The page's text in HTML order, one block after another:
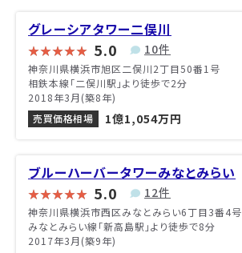
グレーシアタワー二俣川
5.0 10件
神奈川県横浜市旭区二俣川2丁目50番1号
相鉄本線「二俣川駅」より徒歩で2分
2018年3月(築8年)
売買価格相場
1億1,054万円
ブルーハーバータワーみなとみらい
5.0 12件
神奈川県横浜市西区みなとみらい6丁目3番4号
みなとみらい線「新高島駅」より徒歩で8分
2017年3月(築9年)